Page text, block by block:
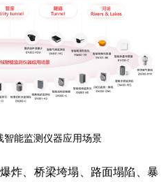
智能监测仪器应用场景
炸、桥梁垮塌、路面塌陷、暴